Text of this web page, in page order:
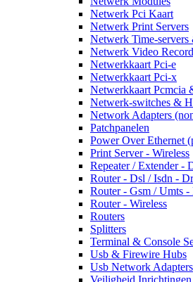
Netwerk Pci Kaart
Netwerk Print Servers
Netwerk Time-servers
Netwerk Video
Netwerkkaart Pci-e
Netwerkkaart Pci-x
Netwerkkaart Pcmcia
Netwerk-switches &
Network Adapters
Patchpanelen
Power Over Ethernet
Print Server - Wireless
Repeater / Extender -
Router - Dsl / Isdn -
Router - Gsm / Umts -
Router - Wireless
Routers
Splitters
Terminal & Console
Usb & Firewire Hubs
Usb Network Adapters
Veiligheid